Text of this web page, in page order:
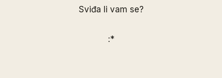
Sviđa li vam se?
:*